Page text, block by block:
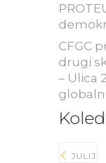
CFGC
drugi
– Ulica
JULIJ